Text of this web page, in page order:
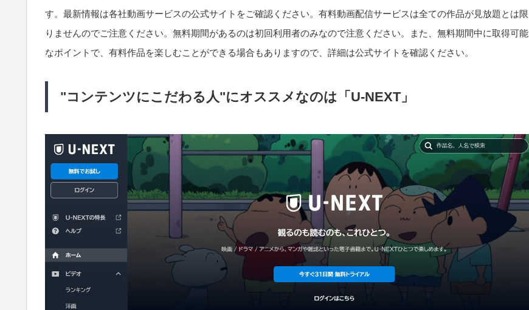
す。最新情報は各社動画サービスの公式サイトをご確認ください。有料動画配信サービスは全ての作品が見放題とは限
りませんのでご注意ください。無料期間があるのは初回利用者のみなので注意ください。また、無料期間中に取得可能
なポイントで、有料作品を楽しむことができる場合もありますので、詳細は公式サイトを確認ください。
"コンテンツにこだわる人"にオススメなのは「U-NEXT」